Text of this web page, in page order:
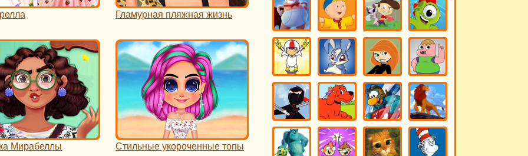
Гламурная пляжная жизнь
Мирабеллы Стильные укороченные топы